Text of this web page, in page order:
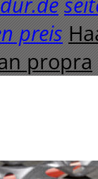
preis
propra